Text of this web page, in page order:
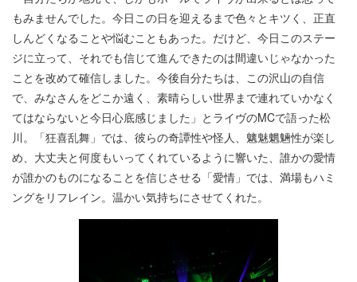
もみませんでした。今日この日を迎えるまで色々とキツく、正直
しんどくなることや悩むこともあった。だけど、今日このステー
ジに立って、それでも信じて進んできたのは間違いじゃなかった
ことを改めて確信しました。今後自分たちは、この沢山の自信
で、みなさんをどこか遠く、素晴らしい世界まで連れていかなく
てはならないと今日心底感じました」とライヴのMCで語った松
川。「狂喜乱舞」では、彼らの奇譚性や怪人、魑魅魍魎性が楽し
め、大丈夫と何度もいってくれているように響いた、誰かの愛情
が誰かのものになることを信じさせる「愛情」では、満場もハミ
ングをリフレイン。温かい気持ちにさせてくれた。